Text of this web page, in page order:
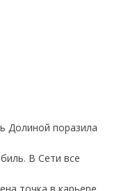
Долиной поразила
В Сети все